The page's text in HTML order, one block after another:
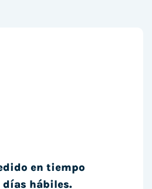
en tiempo
días hábiles.